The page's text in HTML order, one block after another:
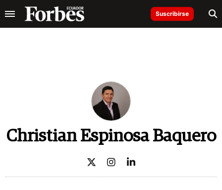
Suscribirse
Christian Espinosa Baquero